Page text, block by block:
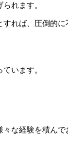
れます。
れば、圧倒的
います。
な経験を積ん